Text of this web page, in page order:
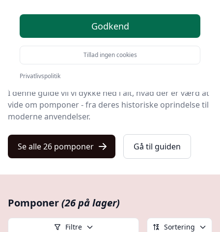
Hvis du nogensinde har undret dig over, hvordan disse
små, fluffy accessories kan forvandle hverdagsting til
I denne guide vil vi dykke ned i alt, hvad der er værd at
vide om pomponer - fra deres historiske oprindelse til
moderne anvendelser.
Se alle 26 pomponer Gå til guiden
Pomponer(26 på lager)
Filtre Sortering
Godkend
Tillad ingen cookies
Privatlivspolitik